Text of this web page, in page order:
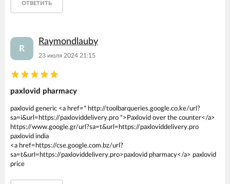
ОТВЕТИТЬ
R
Raymondlauby
23 июля 2024 21:15
paxlovid pharmacy
paxlovid generic <a href=" http://toolbarqueries.google.co.ke/url?
sa=i&url=https://paxloviddelivery.pro ">Paxlovid over the counter</a>
https://www.google.gr/url?sa=t&url=https://paxloviddelivery.pro
paxlovid india
<a href=https://cse.google.com.bz/url?
sa=t&url=https://paxloviddelivery.pro>paxlovid pharmacy</a> paxlovid
price